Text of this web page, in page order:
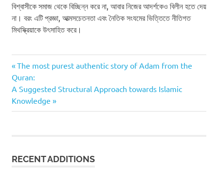
বিশ্বাসীকে সমাজ থেকে বিচ্ছিন্ন করে না, আবার নিজের আদর্শকেও বিলীন হতে দেয়
না। বরং এটি প্রজ্ঞা, আত্মসচেতনতা এবং নৈতিক সংযমের ভিত্তিতে নীতিগত
মিথস্ক্রিয়াকে উৎসাহিত করে।
with
kaafir
friendship
with kafir
muslim
Post
navigation
Previous
Post:
The most purest authentic story of Adam from the
Quran:
Next
Post:
A Suggested Structural Approach towards Islamic
Knowledge
RECENT ADDITIONS